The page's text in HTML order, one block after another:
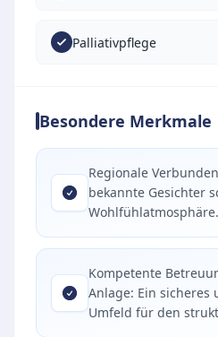
Palliativpflege
Besondere Merkmale
Regionale
bekannte Gesichter
Wohlfühlatmosphäre.
Kompetente
Anlage: Ein sicheres
Umfeld für den